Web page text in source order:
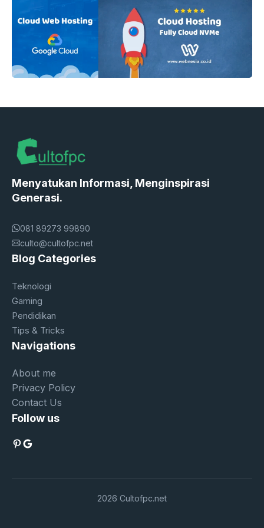
Menyatukan Informasi, Menginspirasi
Generasi.
081 89273 99890
culto@cultofpc.net
Blog Categories
Teknologi
Gaming
Pendidikan
Tips & Tricks
Navigations
About me
Privacy Policy
Contact Us
Follow us
Pinterest
Google
2026 Cultofpc.net